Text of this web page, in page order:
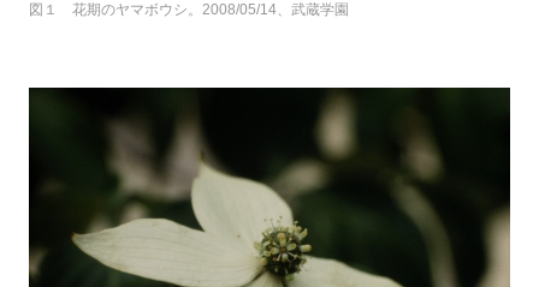
図１ 花期のヤマボウシ。2008/05/14、武蔵学園